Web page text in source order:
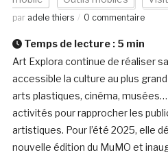
par adele thiers 0 commentaire
Temps de lecture : 5 min
Art Explora continue de réaliser
accessible la culture au plus
arts plastiques, cinéma,
activités pour rapprocher les
artistiques. Pour l’été 2025, elle
nouvelle édition du MuMO et